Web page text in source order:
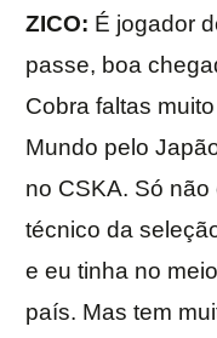
ZICO: É jogador
passe, boa
Cobra faltas
Mundo pelo
no CSKA. Só
técnico da
e eu tinha no
país. Mas tem